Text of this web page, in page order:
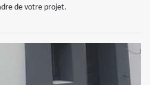
de votre projet.